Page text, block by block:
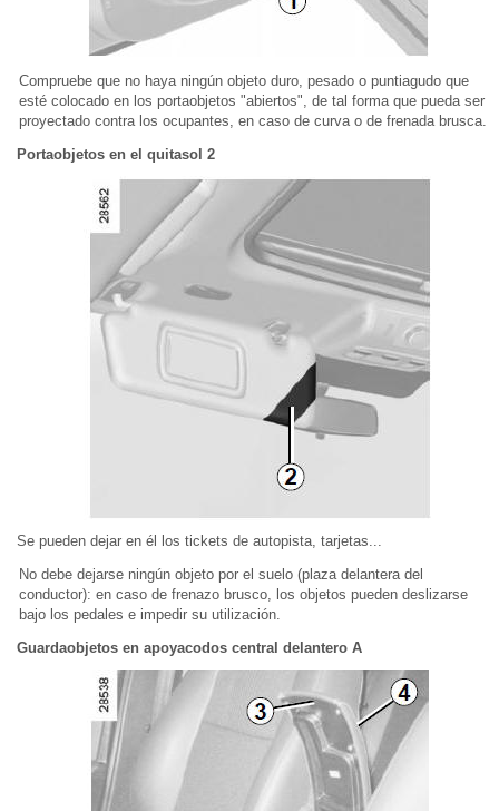
Compruebe que no haya ningún objeto duro, pesado o puntiagudo que
esté colocado en los portaobjetos "abiertos", de tal forma que pueda ser
proyectado contra los ocupantes, en caso de curva o de frenada brusca.
Portaobjetos en el quitasol 2
Se pueden dejar en él los tickets de autopista, tarjetas...
No debe dejarse ningún objeto por el suelo (plaza delantera del
conductor): en caso de frenazo brusco, los objetos pueden deslizarse
bajo los pedales e impedir su utilización.
Guardaobjetos en apoyacodos central delantero A